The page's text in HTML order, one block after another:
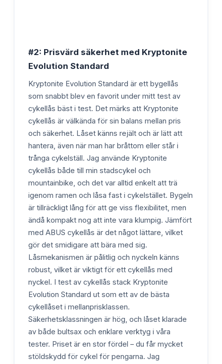
#2: Prisvärd säkerhet med Kryptonite
Evolution Standard
Kryptonite Evolution Standard är ett bygellås
som snabbt blev en favorit under mitt test av
cykellås bäst i test. Det märks att Kryptonite
cykellås är välkända för sin balans mellan pris
och säkerhet. Låset känns rejält och är lätt att
hantera, även när man har bråttom eller står i
trånga cykelställ. Jag använde Kryptonite
cykellås både till min stadscykel och
mountainbike, och det var alltid enkelt att trä
igenom ramen och låsa fast i cykelstället. Bygeln
är tillräckligt lång för att ge viss flexibilitet, men
ändå kompakt nog att inte vara klumpig. Jämfört
med ABUS cykellås är det något lättare, vilket
gör det smidigare att bära med sig.
Låsmekanismen är pålitlig och nyckeln känns
robust, vilket är viktigt för ett cykellås med
nyckel. I test av cykellås stack Kryptonite
Evolution Standard ut som ett av de bästa
cykellåset i mellanprisklassen.
Säkerhetsklassningen är hög, och låset klarade
av både bultsax och enklare verktyg i våra
tester. Priset är en stor fördel – du får mycket
stöldskydd för cykel för pengarna. Jag